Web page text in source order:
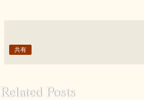
共有
Related Posts